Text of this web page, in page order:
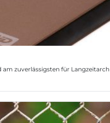
am zuverlässigsten für